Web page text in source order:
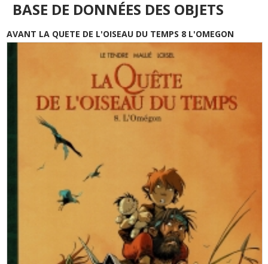
BASE DE DONNÉES DES OBJETS
AVANT LA QUETE DE L'OISEAU DU TEMPS 8 L'OMEGON